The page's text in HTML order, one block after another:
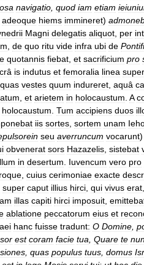
navigatio quod iam etiam
adeoque hiems immineret)
Magni delegatis aliquot per
de quo ritu vide infra ubi de
quotannis fiebat et sacrificium pro
is indutus et femoralia linea super
quas vestes quum indureret aquâ
et arietem in holocaustum A
holocaustum Tum accipiens duos
iis sortes sortem unam
seu averruncum vocarunt)
obvenerat sors Hazazelis sistebat
in desertum Iuvencum vero pro
cuius cerimoniae exacte
super caput illius hirci qui vivus erat
illas capiti hirci imposuit
ablatione peccatorum eius et
hanc fuisse tradunt: O Domine
est coram facie tua Quare te
quas populus tuus domus